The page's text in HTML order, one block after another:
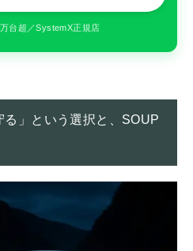
台超／SystemX正規店
る」という選択と、SOUP